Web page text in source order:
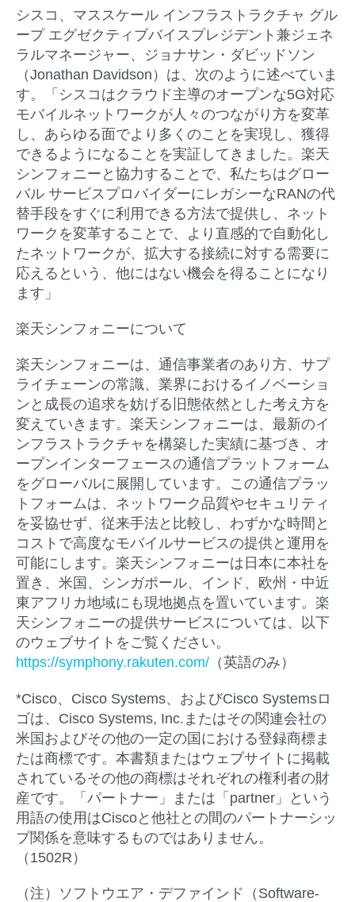
シスコ、マススケール インフラストラクチャ グル
ープ エグゼクティブバイスプレジデント兼ジェネ
ラルマネージャー、ジョナサン・ダビッドソン
（Jonathan Davidson）は、次のように述べていま
す。「シスコはクラウド主導のオープンな5G対応
モバイルネットワークが人々のつながり方を変革
し、あらゆる面でより多くのことを実現し、獲得
できるようになることを実証してきました。楽天
シンフォニーと協力することで、私たちはグロー
バル サービスプロバイダーにレガシーなRANの代
替手段をすぐに利用できる方法で提供し、ネット
ワークを変革することで、より直感的で自動化し
たネットワークが、拡大する接続に対する需要に
応えるという、他にはない機会を得ることになり
ます」
楽天シンフォニーについて
楽天シンフォニーは、通信事業者のあり方、サプ
ライチェーンの常識、業界におけるイノベーショ
ンと成長の追求を妨げる旧態依然とした考え方を
変えていきます。楽天シンフォニーは、最新のイ
ンフラストラクチャを構築した実績に基づき、オ
ープンインターフェースの通信プラットフォーム
をグローバルに展開しています。この通信プラッ
トフォームは、ネットワーク品質やセキュリティ
を妥協せず、従来手法と比較し、わずかな時間と
コストで高度なモバイルサービスの提供と運用を
可能にします。楽天シンフォニーは日本に本社を
置き、米国、シンガポール、インド、欧州・中近
東アフリカ地域にも現地拠点を置いています。楽
天シンフォニーの提供サービスについては、以下
のウェブサイトをご覧ください。
https://symphony.rakuten.com/ （英語のみ）
*Cisco、Cisco Systems、およびCisco Systemsロ
ゴは、Cisco Systems, Inc.またはその関連会社の
米国およびその他の一定の国における登録商標ま
たは商標です。本書類またはウェブサイトに掲載
されているその他の商標はそれぞれの権利者の財
産です。「パートナー」または「partner」という
用語の使用はCiscoと他社との間のパートナーシッ
プ関係を意味するものではありません。
（1502R）
（注）ソフトウエア・デファインド（Software-